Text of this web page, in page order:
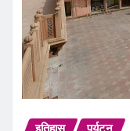
इतिहास पर्यटन